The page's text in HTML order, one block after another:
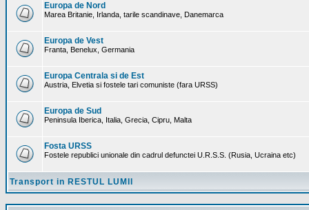
Europa de Nord
Marea Britanie, Irlanda, tarile scandinave, Danemarca
Europa de Vest
Franta, Benelux, Germania
Europa Centrala si de Est
Austria, Elvetia si fostele tari comuniste (fara URSS)
Europa de Sud
Peninsula Iberica, Italia, Grecia, Cipru, Malta
Fosta URSS
Fostele republici unionale din cadrul defunctei U.R.S.S. (Rusia, Ucraina etc)
Transport in RESTUL LUMII